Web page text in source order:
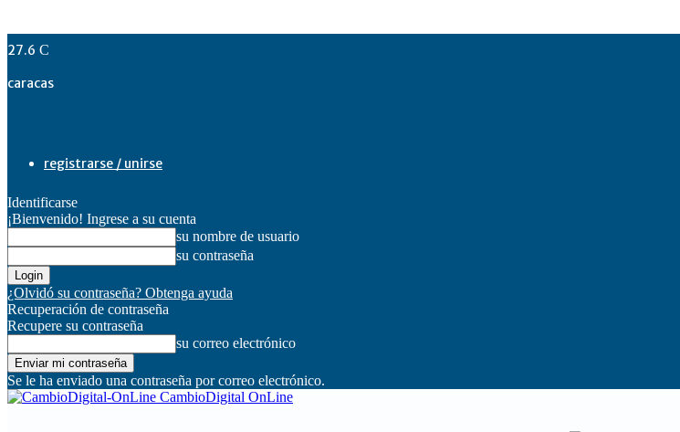
27.6 C
caracas
registrarse / unirse
Identificarse
¡Bienvenido! Ingrese a su cuenta
su nombre de usuario
su contraseña
¿Olvidó su contraseña? Obtenga ayuda
Recuperación de contraseña
Recupere su contraseña
su correo electrónico
Se le ha enviado una contraseña por correo electrónico.
CambioDigital OnLine